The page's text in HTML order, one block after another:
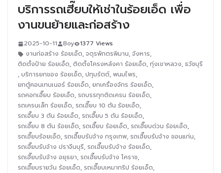
บริการรถเฮี๊ยบให้เช่าในร้อยเอ็ด เพื่อ
งานขนย้ายและก่อสร้าง
2025-10-11 Boy
1377 Views
งานก่อสร้าง ร้อยเอ็ด, จตุรพักตรพิมาน, จังหาร,
ติดตั้งป้าย ร้อยเอ็ด, ติดตั้งโครงหลังคา ร้อยเอ็ด, ทุ่งเขาหลวง, ธวัชบุรี
, บริการยกของ ร้อยเอ็ด, ปทุมรัตต์, พนมไพร,
ยกตู้คอนเทนเนอร์ ร้อยเอ็ด, ยกเครื่องจักร ร้อยเอ็ด,
รถคอกเฮี๊ยบ ร้อยเอ็ด, รถบรรทุกติดเครน ร้อยเอ็ด,
รถเครนเล็ก ร้อยเอ็ด, รถเฮี๊ยบ 10 ตัน ร้อยเอ็ด,
รถเฮี๊ยบ 3 ตัน ร้อยเอ็ด, รถเฮี๊ยบ 5 ตัน ร้อยเอ็ด,
รถเฮี๊ยบ 8 ตัน ร้อยเอ็ด, รถเฮี๊ยบ ร้อยเอ็ด, รถเฮี๊ยบด่วน ร้อยเอ็ด,
รถเฮี๊ยบร้อยเอ็ด, รถเฮี๊ยบรับจ้าง กรุงเทพ, รถเฮี๊ยบรับจ้าง ขอนแก่น,
รถเฮี๊ยบรับจ้าง ปราจีนบุรี, รถเฮี๊ยบรับจ้าง ร้อยเอ็ด,
รถเฮี๊ยบรับจ้าง อยุธยา, รถเฮี๊ยบรับจ้าง โคราช,
รถเฮี๊ยบรายวัน ร้อยเอ็ด, รถเฮี๊ยบเหมาทริป ร้อยเอ็ด,